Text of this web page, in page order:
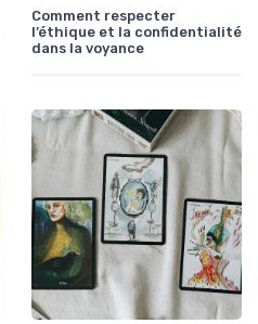
Comment respecter
l’éthique et la confidentialité
dans la voyance